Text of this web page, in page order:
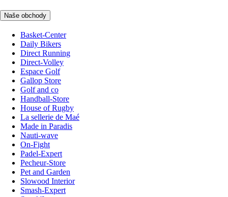
Naše obchody
Basket-Center
Daily Bikers
Direct Running
Direct-Volley
Espace Golf
Gallop Store
Golf and co
Handball-Store
House of Rugby
La sellerie de Maé
Made in Paradis
Nauti-wave
On-Fight
Padel-Expert
Pecheur-Store
Pet and Garden
Slowood Interior
Smash-Expert